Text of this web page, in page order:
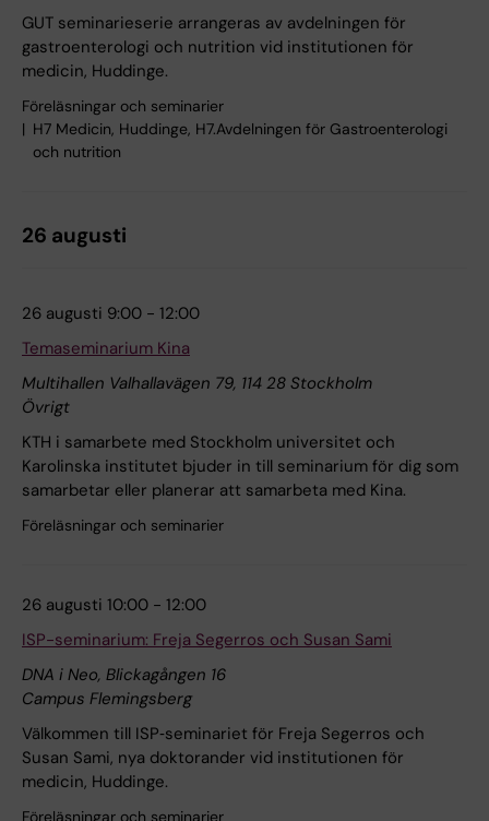
GUT seminarieserie arrangeras av avdelningen för
gastroenterologi och nutrition vid institutionen för
medicin, Huddinge.
Föreläsningar och seminarier
H7 Medicin, Huddinge, H7.Avdelningen för Gastroenterologi
och nutrition
26 augusti
26 augusti 9:00 - 12:00
Temaseminarium Kina
Multihallen Valhallavägen 79, 114 28 Stockholm
Övrigt
KTH i samarbete med Stockholm universitet och
Karolinska institutet bjuder in till seminarium för dig som
samarbetar eller planerar att samarbeta med Kina.
Föreläsningar och seminarier
26 augusti 10:00 - 12:00
ISP-seminarium: Freja Segerros och Susan Sami
DNA i Neo, Blickagången 16
Campus Flemingsberg
Välkommen till ISP‑seminariet för Freja Segerros och
Susan Sami, nya doktorander vid institutionen för
medicin, Huddinge.
Föreläsningar och seminarier